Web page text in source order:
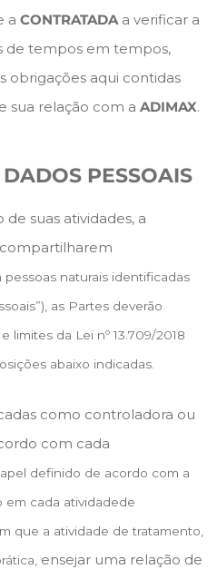
aCONTRATADAa verificar a
de tempos em tempos,
obrigações aqui contidas
sua relação com aADIMAX.
PESSOAIS
de suas atividades, a
pessoas naturais identificadas
as Partes deverão
limites da Lei nº 13.709/2018
abaixo indicadas.
como controladora ou
com cada
definido de acordo com a
em cada atividadede
que a atividade de tratamento,
ensejar uma relação de